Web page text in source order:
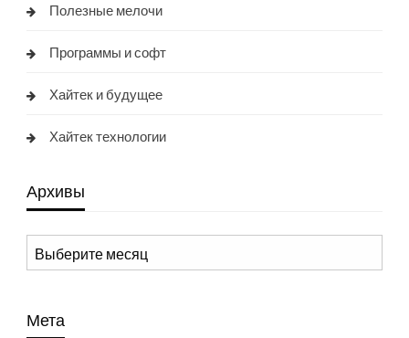
Полезные мелочи
Программы и софт
Хайтек и будущее
Хайтек технологии
Архивы
Архивы
Мета